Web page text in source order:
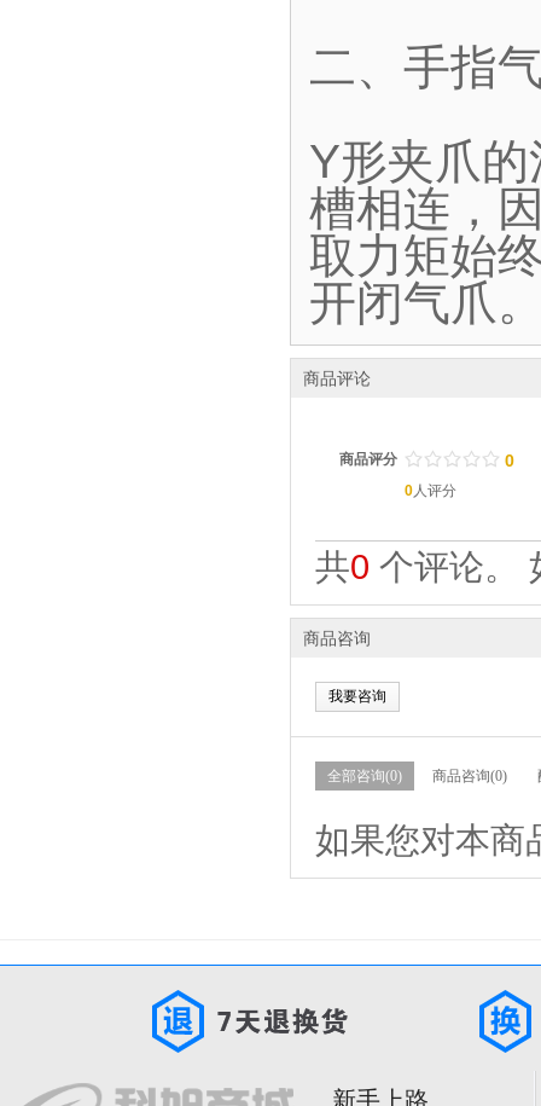
二、手指
Y形夹爪
槽相连，
取力矩始
开闭气爪
商品评论
商品评分 / / / / /
. . . . . 0
0人评分
共0 个评论。
商品咨询
我要咨询
全部咨询(0) 商品咨询(0)
如果您对本商
新手上路